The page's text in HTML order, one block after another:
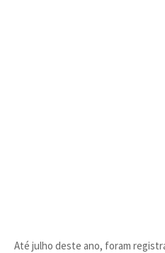
Até julho deste ano, foram